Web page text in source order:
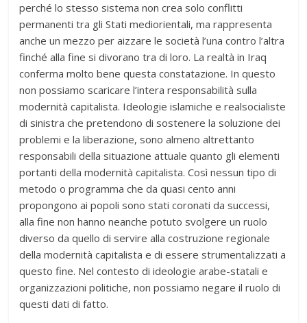
perché lo stesso sistema non crea solo conflitti
permanenti tra gli Stati mediorientali, ma rappresenta
anche un mezzo per aizzare le società l’una contro l’altra
finché alla fine si divorano tra di loro. La realtà in Iraq
conferma molto bene questa constatazione. In questo
non possiamo scaricare l’intera responsabilità sulla
modernità capitalista. Ideologie islamiche e realsocialiste
di sinistra che pretendono di sostenere la soluzione dei
problemi e la liberazione, sono almeno altrettanto
responsabili della situazione attuale quanto gli elementi
portanti della modernità capitalista. Così nessun tipo di
metodo o programma che da quasi cento anni
propongono ai popoli sono stati coronati da successi,
alla fine non hanno neanche potuto svolgere un ruolo
diverso da quello di servire alla costruzione regionale
della modernità capitalista e di essere strumentalizzati a
questo fine. Nel contesto di ideologie arabe-statali e
organizzazioni politiche, non possiamo negare il ruolo di
questi dati di fatto.